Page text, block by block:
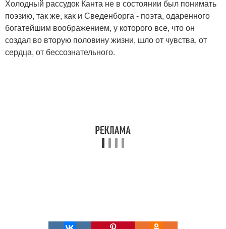
Холодный рассудок Канта не в состоянии был понимать
поэзию, так же, как и Сведенборга - поэта, одаренного
богатейшим воображением, у которого все, что он
создал во вторую половину жизни, шло от чувства, от
сердца, от бессознательного.